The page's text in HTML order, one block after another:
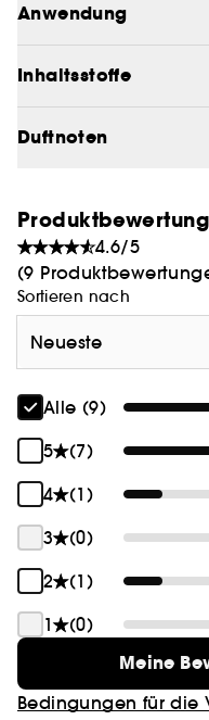
Inhaltsstoffen.
Anwendung
Inhaltsstoffe
Duftnoten
Produktbewertung
4.6/5
(9
Sortieren nach
Neueste
Alle (9)
5
(7)
4
(1)
3
(0)
2
(1)
1
(0)
Meine
Bedingungen für die